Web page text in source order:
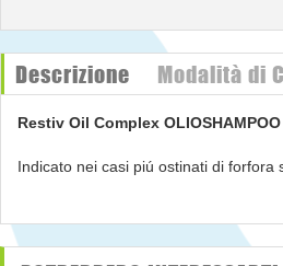
Descrizione Modalità di
Restiv Oil Complex
Indicato nei casi piú ostinati di